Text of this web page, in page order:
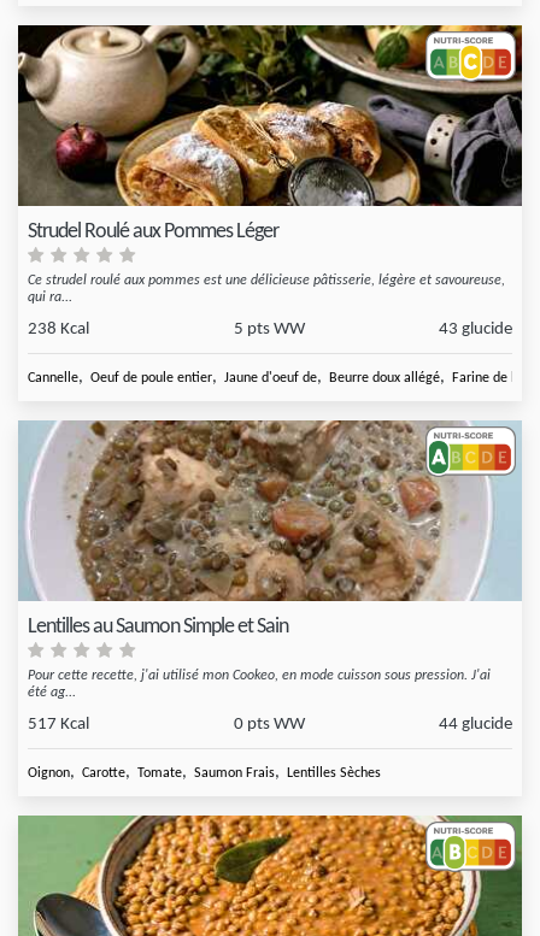
Strudel Roulé aux Pommes Léger
Ce strudel roulé aux pommes est une délicieuse pâtisserie, légère et savoureuse,
qui ra...
238 Kcal 5 pts WW 43 glucide
Cannelle, Oeuf de poule entier, Jaune d'oeuf de, Beurre doux allégé, Farine de blé
Lentilles au Saumon Simple et Sain
Pour cette recette, j'ai utilisé mon Cookeo, en mode cuisson sous pression. J'ai
été ag...
517 Kcal 0 pts WW 44 glucide
Oignon, Carotte, Tomate, Saumon Frais, Lentilles Sèches